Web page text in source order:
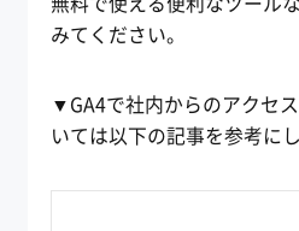
みてください。
▼GA4で社内からのアクセ
いては以下の記事を参考に